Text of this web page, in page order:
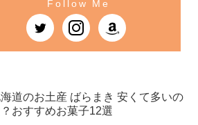
道のお土産 ばらまき 安くて多いの
おすすめお菓子12選